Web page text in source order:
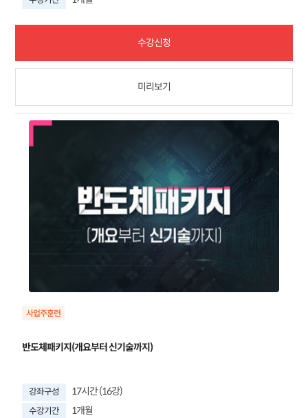
수강신청
미리보기
반도체패키지(개요부터 신기술까지)
강좌구성 17시간 (16강)
수강기간 1개월